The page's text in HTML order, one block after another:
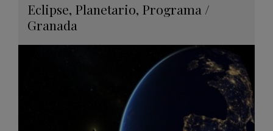
Eclipse, Planetario, Programa /
Granada